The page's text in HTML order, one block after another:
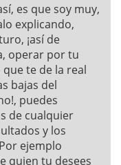
es que soy muy,
explicando,
¡así de
operar por tu
te de la real
bajas del
puedes
de cualquier
y los
ejemplo
quien tu desees